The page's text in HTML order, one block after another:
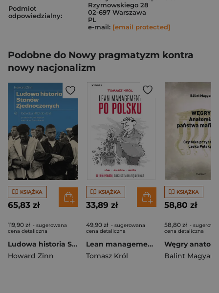
Podmiot
odpowiedzialny:
Rzymowskiego 28
02-697 Warszawa
PL
e-mail: [email protected]
Podobne do Nowy pragmatyzm kontra
nowy nacjonalizm
KSIĄŻKA
65,83 zł
119,90 zł - sugerowana
cena detaliczna
Ludowa historia Stanów Zjednoczonych. Od roku 1492 do dziś wyd. 2
Howard Zinn
KSIĄŻKA
33,89 zł
49,90 zł - sugerowana
cena detaliczna
Lean management po polsku. O dobrych i złych praktykach wyd. 2
Tomasz Król
KSIĄŻKA
58,80 zł
58,80 zł -
cena detaliczna
Balint Magyar